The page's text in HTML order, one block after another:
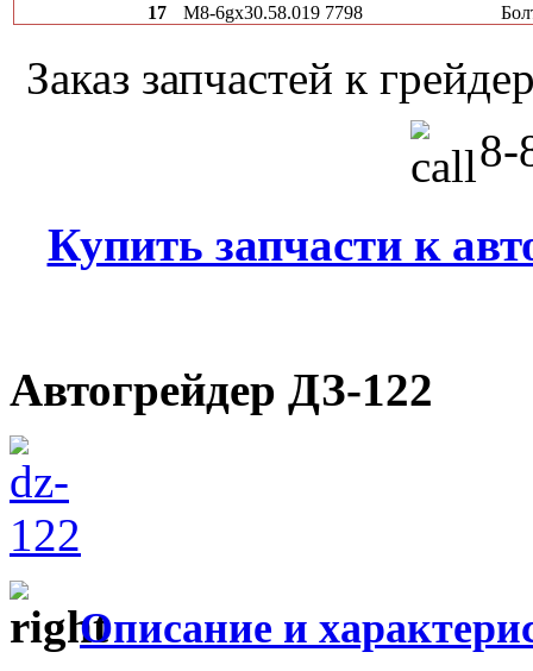
17 М8-6gх30.58.019 7798
Заказ запчастей к
8-
Купить запчасти к
Автогрейдер ДЗ-122
Описание и